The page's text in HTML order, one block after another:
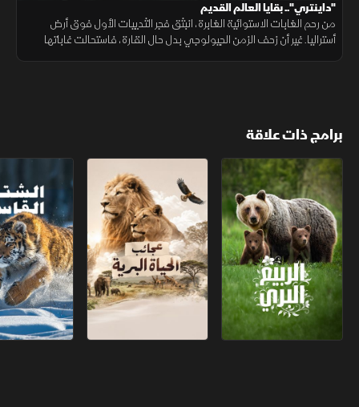
"داينتري".. بقايا العالم القديم
من رحم الغابات الاستوائية الغابرة، انبثق فجر الثدييات الأول فوق أرض
أستراليا. غير أن زحف الزمن الجيولوجي بدل حال القارة، فاستحالت غاباتها
برامج ذات علاقة
الربيع البري عجائب الحياة البرية